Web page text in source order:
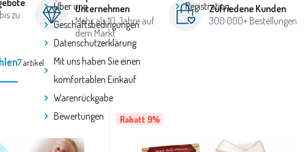
7artikel
Rabatt 9%
zu
Unternehmen
Mehr als 10 Jahre auf
dem Markt
Zufriedene Kunden
300 000+ Bestellungen
Über uns
Geschäftsbedingungen
Datenschutzerklärung
Mit uns haben Sie einen
komfortablen Einkauf
Warenrückgabe
Bewertungen
Registration